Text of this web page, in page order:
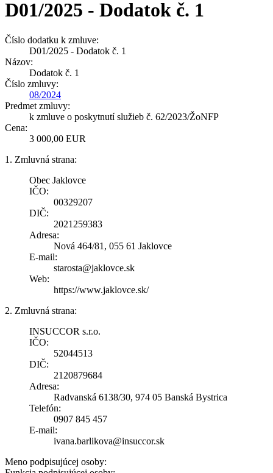
D01/2025 - Dodatok č. 1
Číslo dodatku k zmluve:
D01/2025 - Dodatok č. 1
Názov:
Dodatok č. 1
Číslo zmluvy:
08/2024
Predmet zmluvy:
k zmluve o poskytnutí služieb č. 62/2023/ŽoNFP
Cena:
3 000,00 EUR
1. Zmluvná strana:
Obec Jaklovce
IČO:
00329207
DIČ:
2021259383
Adresa:
Nová 464/81, 055 61 Jaklovce
E-mail:
starosta@jaklovce.sk
Web:
https://www.jaklovce.sk/
2. Zmluvná strana:
INSUCCOR s.r.o.
IČO:
52044513
DIČ:
2120879684
Adresa:
Radvanská 6138/30, 974 05 Banská Bystrica
Telefón:
0907 845 457
E-mail:
ivana.barlikova@insuccor.sk
Meno podpisujúcej osoby: